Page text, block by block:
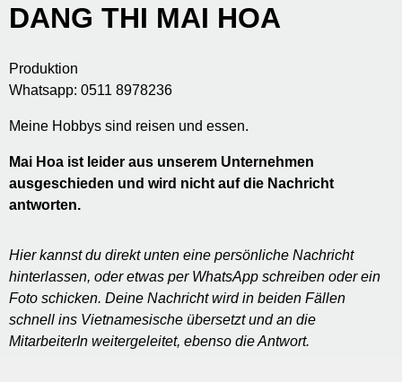
DANG THI MAI HOA
Produktion
Whatsapp: 0511 8978236
Meine Hobbys sind reisen und essen.
Mai Hoa ist leider aus unserem Unternehmen
ausgeschieden und wird nicht auf die Nachricht
antworten.
Hier kannst du direkt unten eine persönliche Nachricht
hinterlassen, oder etwas per WhatsApp schreiben oder ein
Foto schicken. Deine Nachricht wird in beiden Fällen
schnell ins Vietnamesische übersetzt und an die
MitarbeiterIn weitergeleitet, ebenso die Antwort.